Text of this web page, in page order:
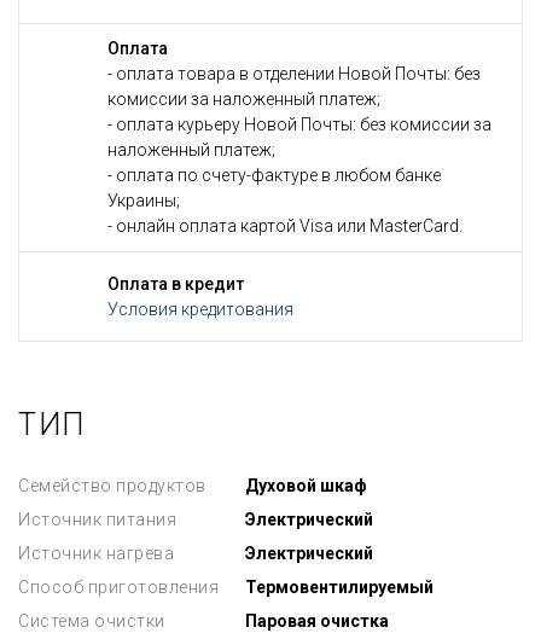
Оплата
- оплата товара в отделении Новой Почты: без
комиссии за наложенный платеж;
- оплата курьеру Новой Почты: без комиссии за
наложенный платеж;
- оплата по счету-фактуре в любом банке
Украины;
- онлайн оплата картой Visa или MasterCard.
Оплата в кредит
Условия кредитования
ТИП
Семейство продуктов
Духовой шкаф
Источник питания
Электрический
Источник нагрева
Электрический
Способ приготовления
Термовентилируемый
Система очистки
Паровая очистка